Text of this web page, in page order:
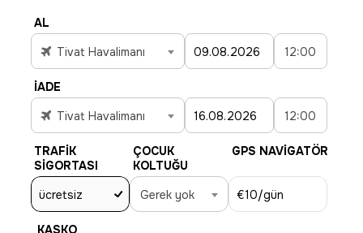
AL
Tivat Havalimanı
12:00
İADE
Tivat Havalimanı
12:00
TRAFIK
SIGORTASI
ücretsiz
ÇOCUK
KOLTUĞU
Gerek yok
GPS NAVIGATÖR
€10/gün
KASKO